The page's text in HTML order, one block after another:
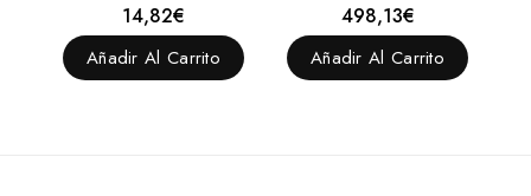
fuera
de
14,82€
Añadir Al Carrito
fuera
de
498,13€
Añadir Al Carrito